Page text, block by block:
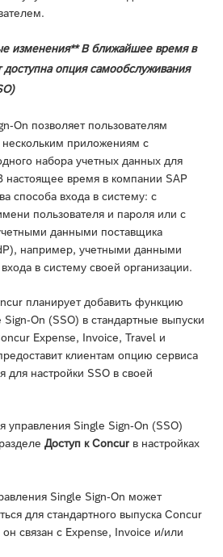
изменения** В ближайшее время в
доступна опция самообслуживания
On позволяет пользователям
нескольким приложениям с
набора учетных данных для
настоящее время в компании SAP
способа входа в систему: с
пользователя и пароля или с
данными поставщика
например, учетными данными
в систему своей организации.
планирует добавить функцию
On (SSO) в стандартные выпуски
Expense, Invoice, Travel и
клиентам опцию сервиса
для настройки SSO в своей
управления Single Sign-On (SSO)
Доступ к Concur в настройках
Single Sign-On может
для стандартного выпуска Concur
связан с Expense, Invoice и/или